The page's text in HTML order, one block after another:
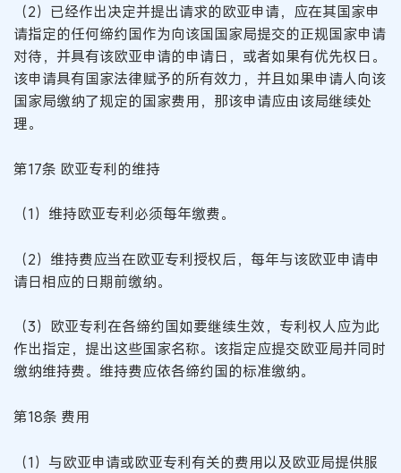
（2）已经作出决定并提出请求的欧亚申请，应在其国家申
请指定的任何缔约国作为向该国国家局提交的正规国家申请
对待，并具有该欧亚申请的申请日，或者如果有优先权日。
该申请具有国家法律赋予的所有效力，并且如果申请人向该
国家局缴纳了规定的国家费用，那该申请应由该局继续处
理。
第17条 欧亚专利的维持
（1）维持欧亚专利必须每年缴费。
（2）维持费应当在欧亚专利授权后，每年与该欧亚申请申
请日相应的日期前缴纳。
（3）欧亚专利在各缔约国如要继续生效，专利权人应为此
作出指定，提出这些国家名称。该指定应提交欧亚局并同时
缴纳维持费。维持费应依各缔约国的标准缴纳。
第18条 费用
（1）与欧亚申请或欧亚专利有关的费用以及欧亚局提供服